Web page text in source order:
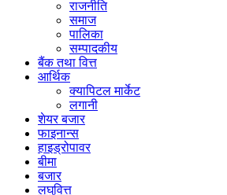
राजनीति
समाज
पालिका
सम्पादकीय
बैंक तथा वित्त
आर्थिक
क्यापिटल मार्केट
लगानी
शेयर बजार
फाइनान्स
हाइड्रोपावर
बीमा
बजार
लघुवित्त